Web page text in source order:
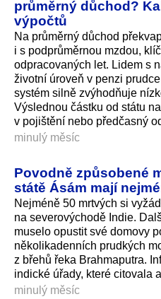
průměrný důchod?
výpočtů
Na průměrný důchod
i s podprůměrnou mzdou,
odpracovaných let. Lidem s
životní úroveň v penzi
systém silně zvýhodňuje
Výslednou částku od státu
v pojištění nebo předčasný
minulý měsíc
Povodně způsobené
státě Ásám mají
Nejméně 50 mrtvých si
na severovýchodě Indie.
muselo opustit své domovy
několikadenních prudkých
z břehů řeka Brahmaputra.
indické úřady, které citovala
minulý měsíc